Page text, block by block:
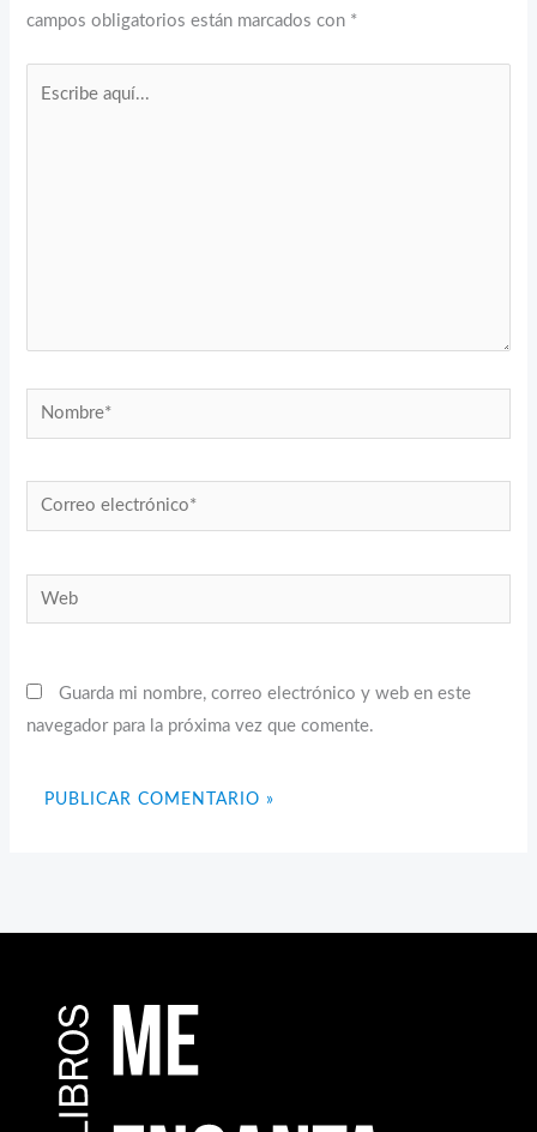
campos obligatorios están marcados con *
Nombre*
Correo
electrónico*
Web
Guarda mi nombre, correo electrónico y web en este
navegador para la próxima vez que comente.